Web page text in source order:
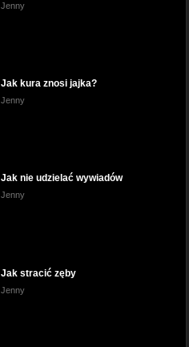
Jenny
Jak kura znosi jajka?
Jenny
Jak nie udzielać wywiadów
Jenny
Jak stracić zęby
Jenny